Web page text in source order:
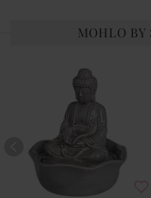
MOHLO BY